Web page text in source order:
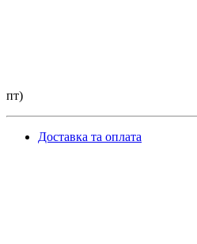
пт)
Доставка та оплата